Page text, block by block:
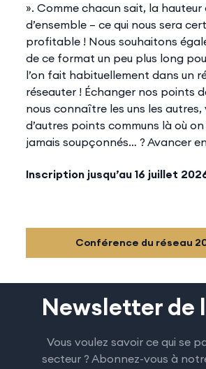
». Comme chacun sait, la hauteur
d’ensemble – ce qui nous sera
profitable ! Nous souhaitons
de ce format un peu plus long
l’on fait habituellement dans un
réseauter ! Échanger nos points
nous connaître les uns les autres,
d’autres points communs là où
jamais soupçonnés… ? Avancer
Inscription jusqu’au 16 juillet
Conférence du réseau
Newsletter de
Vous voulez savoir ce qui se
secteur ? Abonnez-vous à